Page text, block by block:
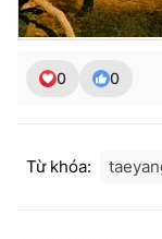
Cơ quan chủ quản:
Giấy phép hoạt
Phó Tổng Biên tập:
0 0
Từ khóa: